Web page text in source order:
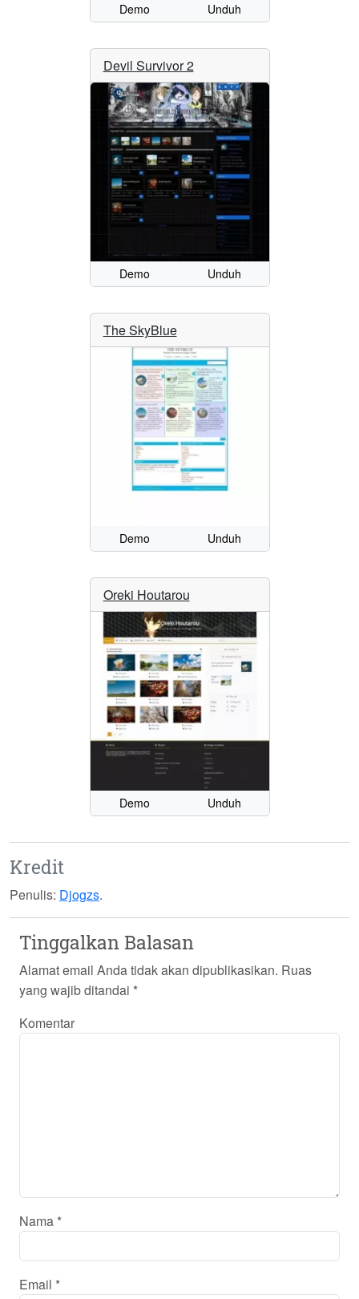
Demo Unduh
Devil Survivor 2
Demo Unduh
The SkyBlue
Demo Unduh
Oreki Houtarou
Demo Unduh
Kredit
Penulis: Djogzs.
Tinggalkan Balasan
Alamat email Anda tidak akan dipublikasikan. Ruas
yang wajib ditandai *
Komentar
Nama *
Email *